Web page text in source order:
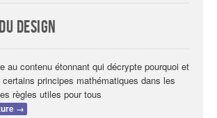
design
au contenu étonnant qui décrypte pourquoi et
principes mathématiques dans les
règles utiles pour tous
→